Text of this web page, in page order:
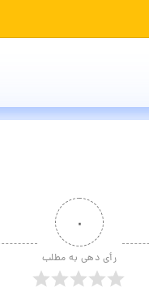
۰
رأی دهی به مطلب